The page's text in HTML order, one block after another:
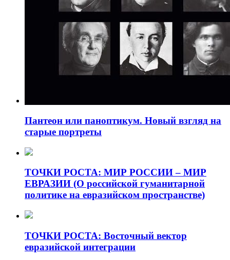
Пантеон или паноптикум. Новый взгляд на
старые портреты
ТОЧКИ РОСТА: МИР РОССИИ – МИР
ЕВРАЗИИ (О российской гуманитарной
политике на евразийском пространстве)
ТОЧКИ РОСТА: Восточный вектор
евразийской интеграции